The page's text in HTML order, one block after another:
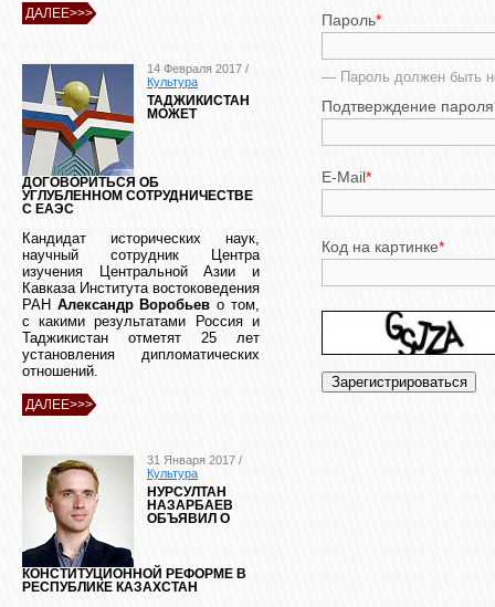
ДАЛЕЕ>>>
14 Февраля 2017 /
Культура
ТАДЖИКИСТАН
МОЖЕТ
ДОГОВОРИТЬСЯ ОБ
УГЛУБЛЕННОМ СОТРУДНИЧЕСТВЕ
С ЕАЭС
Кандидат исторических наук,
научный сотрудник Центра
изучения Центральной Азии и
Кавказа Института востоковедения
РАН Александр Воробьев о том,
с какими результатами Россия и
Таджикистан отметят 25 лет
установления дипломатических
отношений.
ДАЛЕЕ>>>
31 Января 2017 /
Культура
НУРСУЛТАН
НАЗАРБАЕВ
ОБЪЯВИЛ О
КОНСТИТУЦИОННОЙ РЕФОРМЕ В
РЕСПУБЛИКЕ КАЗАХСТАН
Пароль*
— Пароль должен быть
Подтверждение пароля
E-Mail*
Код на картинке*